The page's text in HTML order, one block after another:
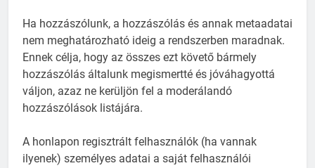
Ha hozzászólunk, a hozzászólás és annak metaadatai
nem meghatározható ideig a rendszerben maradnak.
Ennek célja, hogy az összes ezt követő bármely
hozzászólás általunk megismertté és jóváhagyottá
váljon, azaz ne kerüljön fel a moderálandó
hozzászólások listájára.
A honlapon regisztrált felhasználók (ha vannak
ilyenek) személyes adatai a saját felhasználói